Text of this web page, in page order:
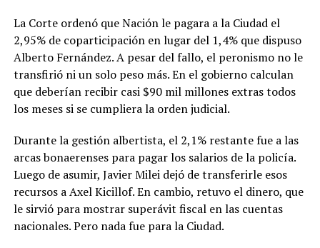
La Corte ordenó que Nación le pagara a la Ciudad el
2,95% de coparticipación en lugar del 1,4% que dispuso
Alberto Fernández. A pesar del fallo, el peronismo no le
transfirió ni un solo peso más. En el gobierno calculan
que deberían recibir casi $90 mil millones extras todos
los meses si se cumpliera la orden judicial.
Durante la gestión albertista, el 2,1% restante fue a las
arcas bonaerenses para pagar los salarios de la policía.
Luego de asumir, Javier Milei dejó de transferirle esos
recursos a Axel Kicillof. En cambio, retuvo el dinero, que
le sirvió para mostrar superávit fiscal en las cuentas
nacionales. Pero nada fue para la Ciudad.